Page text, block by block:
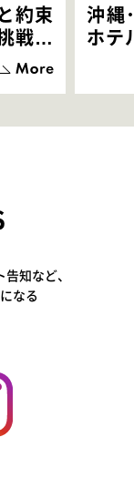
約束
戦！
いる
頭で
沖縄
ホテ
知など、
なる